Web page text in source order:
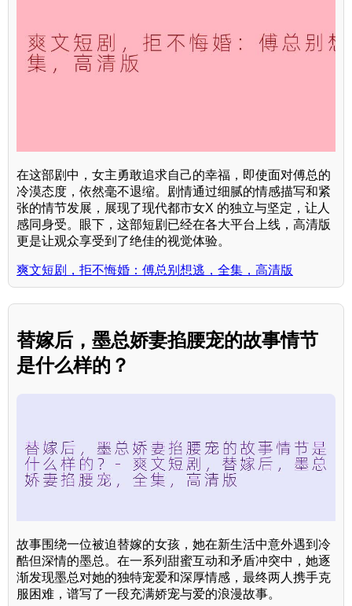
在这部剧中，女主勇敢追求自己的幸福，即使面对傅总的
冷漠态度，依然毫不退缩。剧情通过细腻的情感描写和紧
张的情节发展，展现了现代都市女X 的独立与坚定，让人
感同身受。眼下，这部短剧已经在各大平台上线，高清版
更是让观众享受到了绝佳的视觉体验。
爽文短剧，拒不悔婚：傅总别想逃，全集，高清版
替嫁后，墨总娇妻掐腰宠的故事情节
是什么样的？
故事围绕一位被迫替嫁的女孩，她在新生活中意外遇到冷
酷但深情的墨总。在一系列甜蜜互动和矛盾冲突中，她逐
渐发现墨总对她的独特宠爱和深厚情感，最终两人携手克
服困难，谱写了一段充满娇宠与爱的浪漫故事。